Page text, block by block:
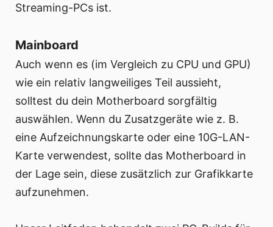
Streaming-PCs ist.
Mainboard
Auch wenn es (im Vergleich zu CPU und GPU)
wie ein relativ langweiliges Teil aussieht,
solltest du dein Motherboard sorgfältig
auswählen. Wenn du Zusatzgeräte wie z. B.
eine Aufzeichnungskarte oder eine 10G-LAN-
Karte verwendest, sollte das Motherboard in
der Lage sein, diese zusätzlich zur Grafikkarte
aufzunehmen.